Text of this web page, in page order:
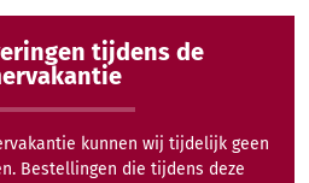
tijdens de
kunnen wij tijdelijk geen
Bestellingen die tijdens deze